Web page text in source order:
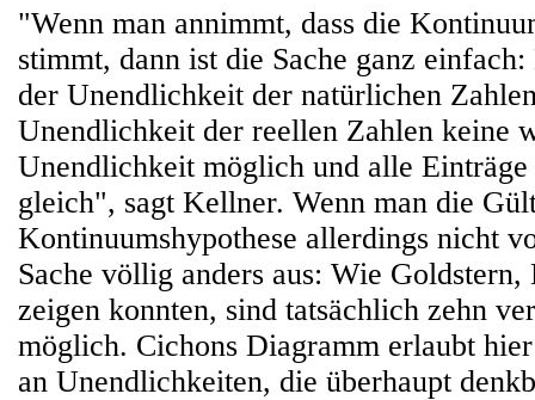
"Wenn man annimmt, dass die
stimmt, dann ist die Sache ganz
der Unendlichkeit der natürlichen
Unendlichkeit der reellen Zahlen keine
Unendlichkeit möglich und alle
gleich", sagt Kellner. Wenn man die
Kontinuumshypothese allerdings nicht
Sache völlig anders aus: Wie
zeigen konnten, sind tatsächlich zehn
möglich. Cichons Diagramm erlaubt
an Unendlichkeiten, die überhaupt